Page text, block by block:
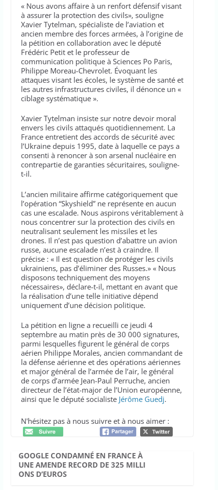
« Nous avons affaire à un renfort défensif visant
à assurer la protection des civils», souligne
Xavier Tytelman, spécialiste de l’aviation et
ancien membre des forces armées, à l’origine de
la pétition en collaboration avec le député
Frédéric Petit et le professeur de
communication politique à Sciences Po Paris,
Philippe Moreau-Chevrolet. Évoquant les
attaques visant les écoles, le système de santé et
les autres infrastructures civiles, il dénonce un «
ciblage systématique ».
Xavier Tytelman insiste sur notre devoir moral
envers les civils attaqués quotidiennement. La
France entretient des accords de sécurité avec
l’Ukraine depuis 1995, date à laquelle ce pays a
consenti à renoncer à son arsenal nucléaire en
contrepartie de garanties sécuritaires, souligne-
t-il.
L’ancien militaire affirme catégoriquement que
l’opération “Skyshield” ne représente en aucun
cas une escalade. Nous aspirons véritablement à
nous concentrer sur la protection des civils en
neutralisant seulement les missiles et les
drones. Il n’est pas question d’abattre un avion
russe, aucune escalade n’est à craindre. Il
précise : « Il est question de protéger les civils
ukrainiens, pas d’éliminer des Russes.» « Nous
disposons techniquement des moyens
nécessaires», déclare-t-il, mettant en avant que
la réalisation d’une telle initiative dépend
uniquement d’une décision politique.
La pétition en ligne a recueilli ce jeudi 4
septembre au matin près de 30 000 signatures,
parmi lesquelles figurent le général de corps
aérien Philippe Morales, ancien commandant de
la défense aérienne et des opérations aériennes
et major général de l’armée de l’air, le général
de corps d’armée Jean-Paul Perruche, ancien
directeur de l’état-major de l’Union européenne,
ainsi que le député socialiste Jérôme Guedj.
N'hésitez pas à nous suivre et à nous aimer :
GOOGLE CONDAMNÉ EN FRANCE À
UNE AMENDE RECORD DE 325 MILLI
ONS D’EUROS